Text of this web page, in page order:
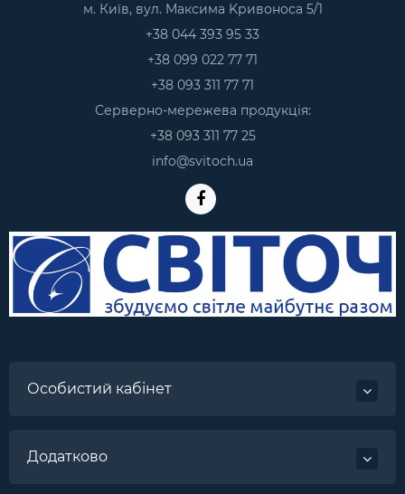
м. Київ, вул. Максима Kривоноса 5/1
+38 044 393 95 33
+38 099 022 77 71
+38 093 311 77 71
Серверно-мережева продукція:
+38 093 311 77 25
info@svitoch.ua
Особистий кабінет
Додатково